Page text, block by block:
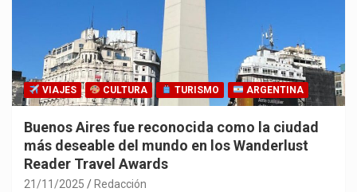
VIAJES CULTURA TURISMO ARGENTINA
Buenos Aires fue reconocida como la ciudad
más deseable del mundo en los Wanderlust
Reader Travel Awards
21/11/2025 Redacción